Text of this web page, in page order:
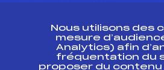
Ressources
Nous utilisons des
mesure
Analytics) afin
fréquentation du
proposer du contenu